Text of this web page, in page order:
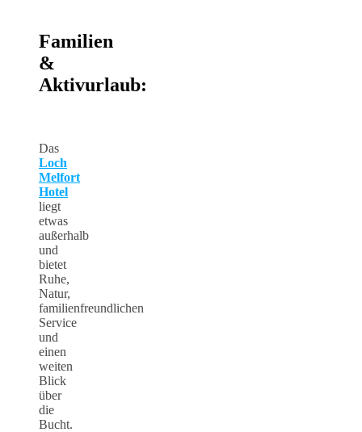
Familien
&
Aktivurlaub:
Das
Loch
Melfort
Hotel
liegt
etwas
außerhalb
und
bietet
Ruhe,
Natur,
familienfreundlichen
Service
und
einen
weiten
Blick
über
die
Bucht.